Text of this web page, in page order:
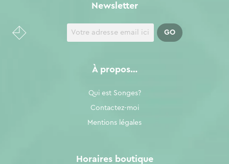
À propos…
Qui est Songes?
Contactez-moi
Mentions légales
Newsletter
Horaires boutique